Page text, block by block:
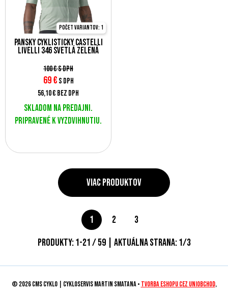
Pánsky cyklistický Castelli
Livelli 346 svetlá zelená
Počet variantov: 1
100 €s DPH
69€ s DPH
56,10 € bez DPH
Skladom na predajni.
Pripravené k vyzdvihnutiu.
Viac produktov
1 2
3
Produkty:1-21/59| Aktuálna strana:1/3
© 2026 CMS CYKLO | Cykloservis Martin Smatana • tvorba eshopu cez UNIobchod,